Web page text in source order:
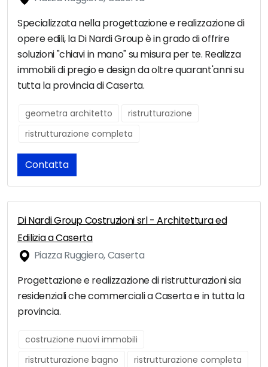
Specializzata nella progettazione e realizzazione di
opere edili, la Di Nardi Group è in grado di offrire
soluzioni "chiavi in mano" su misura per te. Realizza
immobili di pregio e design da oltre quarant'anni su
tutta la provincia di Caserta.
geometra architetto
ristrutturazione
ristrutturazione completa
Contatta
Di Nardi Group Costruzioni srl - Architettura ed
Edilizia a Caserta
Piazza Ruggiero, Caserta
Progettazione e realizzazione di ristrutturazioni sia
residenziali che commerciali a Caserta e in tutta la
provincia.
costruzione nuovi immobili
ristrutturazione bagno
ristrutturazione completa